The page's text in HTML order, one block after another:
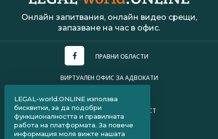
Онлайн запитвания, онлайн видео срещи,
запазване на час в офис.
ПРАВНИ ОБЛАСТИ
ВИРТУАЛЕН ОФИС ЗА АДВОКАТИ
ПОЛИТИКА ЗА ПОВЕРИТЕЛНОСТ
ЧЗВ ЗА КЛИЕНТИ
LEGAL-world.ONLINE използва
бисквитки, за да подобри
функционалността и правилната
работа на платформата. За повече
информация моля вижте нашата